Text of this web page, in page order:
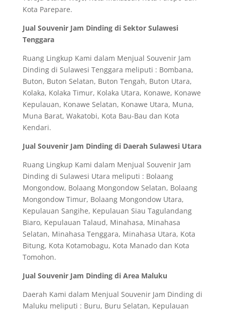
Kota Parepare.
Jual Souvenir Jam Dinding di Sektor Sulawesi
Tenggara
Ruang Lingkup Kami dalam Menjual Souvenir Jam
Dinding di Sulawesi Tenggara meliputi : Bombana,
Buton, Buton Selatan, Buton Tengah, Buton Utara,
Kolaka, Kolaka Timur, Kolaka Utara, Konawe, Konawe
Kepulauan, Konawe Selatan, Konawe Utara, Muna,
Muna Barat, Wakatobi, Kota Bau-Bau dan Kota
Kendari.
Jual Souvenir Jam Dinding di Daerah Sulawesi Utara
Ruang Lingkup Kami dalam Menjual Souvenir Jam
Dinding di Sulawesi Utara meliputi : Bolaang
Mongondow, Bolaang Mongondow Selatan, Bolaang
Mongondow Timur, Bolaang Mongondow Utara,
Kepulauan Sangihe, Kepulauan Siau Tagulandang
Biaro, Kepulauan Talaud, Minahasa, Minahasa
Selatan, Minahasa Tenggara, Minahasa Utara, Kota
Bitung, Kota Kotamobagu, Kota Manado dan Kota
Tomohon.
Jual Souvenir Jam Dinding di Area Maluku
Daerah Kami dalam Menjual Souvenir Jam Dinding di
Maluku meliputi : Buru, Buru Selatan, Kepulauan